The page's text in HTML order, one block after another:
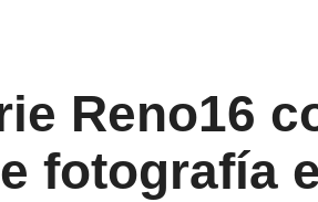
Reno16
fotografía e